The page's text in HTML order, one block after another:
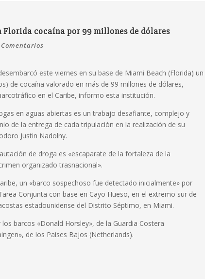
Florida cocaína por 99 millones de dólares
Comentarios
este viernes en su base de Miami Beach (Florida) un
de cocaína valorado en más de 99 millones de dólares,
en el Caribe, informo esta institución.
en aguas abiertas es un trabajo desafiante, complejo y
de la entrega de cada tripulación en la realización de su
Justin Nadolny.
de droga es «escaparate de la fortaleza de la
organizado trasnacional».
un «barco sospechoso fue detectado inicialmente» por
Conjunta con base en Cayo Hueso, en el extremo sur de
estadounidense del Distrito Séptimo, en Miami.
barcos «Donald Horsley», de la Guardia Costera
de los Países Bajos (Netherlands).